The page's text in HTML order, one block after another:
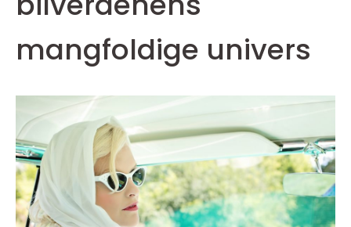
mangfoldige univers